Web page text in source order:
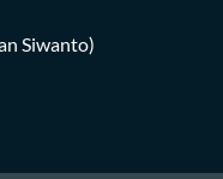
Siwanto)